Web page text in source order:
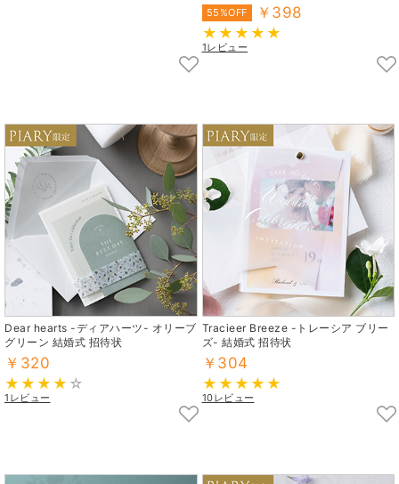
55%OFF ￥398
1レビュー
Dear hearts -ディアハーツ- オリーブ
グリーン 結婚式 招待状
￥320
1レビュー
Tracieer Breeze -トレーシア ブリー
ズ- 結婚式 招待状
￥304
10レビュー